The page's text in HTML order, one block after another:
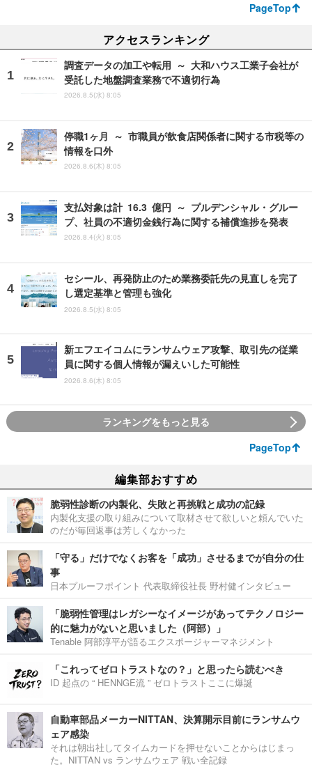
PageTop
アクセスランキング
調査データの加工や転用 ～ 大和ハウス工業子会社が
受託した地盤調査業務で不適切行為
2026.8.5(水) 8:05
停職1ヶ月 ～ 市職員が飲食店関係者に関する市税等の
情報を口外
2026.8.6(木) 8:05
支払対象は計 16.3 億円 ～ プルデンシャル・グルー
プ、社員の不適切金銭行為に関する補償進捗を発表
2026.8.4(火) 8:05
セシール、再発防止のため業務委託先の見直しを完了
し選定基準と管理も強化
2026.8.5(水) 8:05
新エフエイコムにランサムウェア攻撃、取引先の従業
員に関する個人情報が漏えいした可能性
2026.8.6(木) 8:05
ランキングをもっと見る
PageTop
編集部おすすめ
脆弱性診断の内製化、失敗と再挑戦と成功の記録
内製化支援の取り組みについて取材させて欲しいと頼んでいた
のだが毎回返事は芳しくなかった
「守る」だけでなくお客を「成功」させるまでが自分の仕
事
日本プルーフポイント 代表取締役社長 野村健インタビュー
「脆弱性管理はレガシーなイメージがあってテクノロジー
的に魅力がないと思いました（阿部）」
Tenable 阿部淳平が語るエクスポージャーマネジメント
「これってゼロトラストなの？」と思ったら読むべき
ID 起点の “ HENNGE流 ” ゼロトラストここに爆誕
自動車部品メーカーNITTAN、決算開示目前にランサムウ
ェア感染
それは朝出社してタイムカードを押せないことからはじまっ
た。NITTAN vs ランサムウェア 戦い全記録